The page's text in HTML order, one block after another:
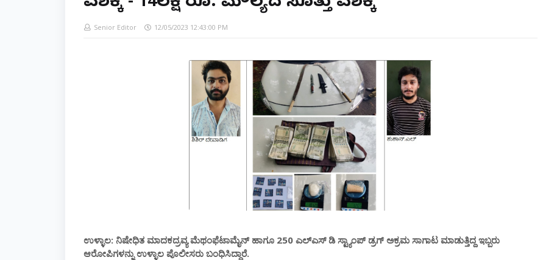
Senior Editor 12/05/2023 12:43:00 PM
ಉಳ್ಳಾಲ: ನಿಷೇಧಿತ ಮಾದಕದ್ರವ್ಯ ಮೆಥಂಫೆಟಾಮೈನ್ ಹಾಗೂ 250 ಎಲ್ಎಸ್ ಡಿ ಸ್ಟ್ಯಾಂಪ್ ಡ್ರಗ್ ಅಕ್ರಮ ಸಾಗಾಟ ಮಾಡುತ್ತಿದ್ದ ಇಬ್ಬರು
ಆರೋಪಿಗಳನ್ನು ಉಳ್ಳಾಲ ಪೊಲೀಸರು ಬಂಧಿಸಿದ್ದಾರೆ.